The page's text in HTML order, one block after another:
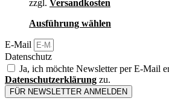
gewählt
zzgl. Versandkosten
Ausführung wählen
Varianten
auf.
Die
E-Mail
Datenschutz
Ja, ich möchte Newsletter per E-Mail
Datenschutzerklärung zu.
FÜR NEWSLETTER ANMELDEN